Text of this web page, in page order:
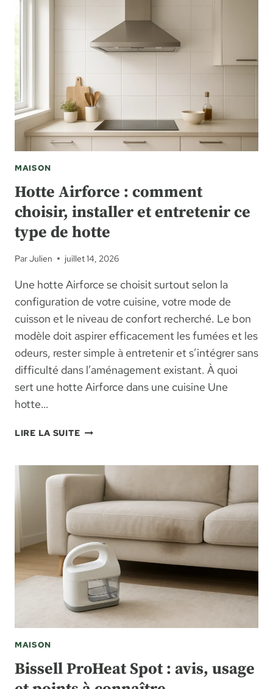
ADOPTER
UN
SHIH
:
CE
QU’IL
FAUT
VRAIMENT
SAVOIR
MAISON
Hotte Airforce : comment
choisir, installer et entretenir ce
type de hotte
ParJulien juillet 14, 2026
Une hotte Airforce se choisit surtout selon la
configuration de votre cuisine, votre mode de
cuisson et le niveau de confort recherché. Le bon
modèle doit aspirer efficacement les fumées et les
odeurs, rester simple à entretenir et s’intégrer sans
difficulté dans l’aménagement existant. À quoi
sert une hotte Airforce dans une cuisine Une
hotte…
LIRE LA SUITEHOTTE
COMMENT
CHOISIR,
INSTALLER
ET
ENTRETENIR
CE
TYPE
DE
HOTTE
MAISON
Bissell ProHeat Spot : avis, usage